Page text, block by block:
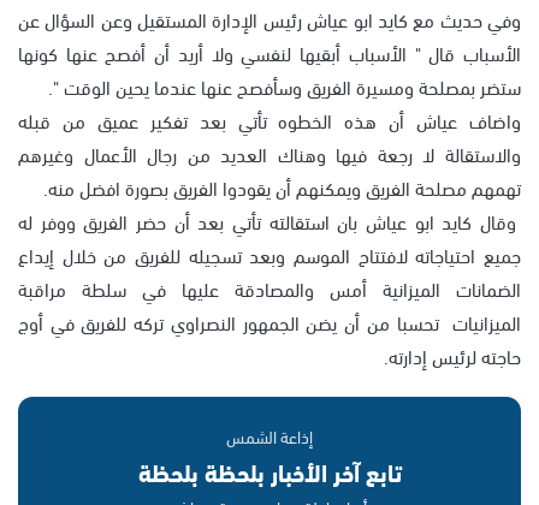
وفي حديث مع كايد ابو عياش رئيس الإدارة المستقيل وعن السؤال عن
الأسباب قال " الأسباب أبقيها لنفسي ولا أريد أن أفصح عنها كونها
ستضر بمصلحة ومسيرة الفريق وسأفصح عنها عندما يحين الوقت ".
واضاف عياش أن هذه الخطوه تأتي بعد تفكير عميق من قبله
والاستقالة لا رجعة فيها وهناك العديد من رجال الأعمال وغيرهم
تهمهم مصلحة الفريق ويمكنهم أن يقودوا الفريق بصورة افضل منه.
وقال كايد ابو عياش بان استقالته تأتي بعد أن حضر الفريق ووفر له
جميع احتياجاته لافتتاح الموسم وبعد تسجيله للفريق من خلال إيداع
الضمانات الميزانية أمس والمصادقة عليها في سلطة مراقبة
الميزانيات تحسبا من أن يضن الجمهور النصراوي تركه للفريق في أوج
حاجته لرئيس إدارته.
إذاعة الشمس
تابع آخر الأخبار بلحظة بلحظة